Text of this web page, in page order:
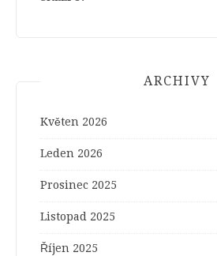
ARCHIVY
Květen 2026
Leden 2026
Prosinec 2025
Listopad 2025
Říjen 2025